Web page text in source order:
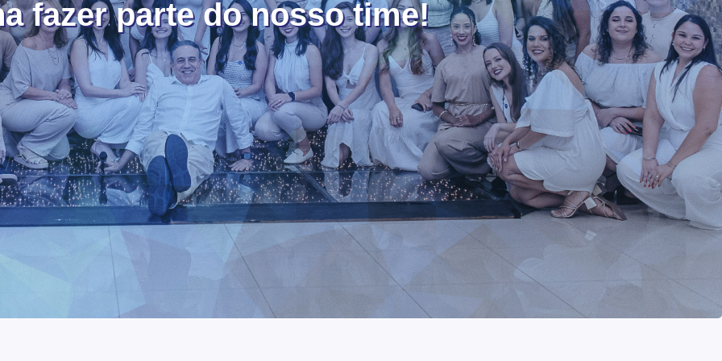
fazer parte do nosso time!